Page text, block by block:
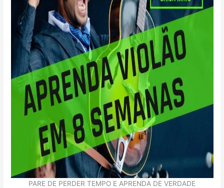
PARE DE PERDER TEMPO E APRENDA DE VERDADE